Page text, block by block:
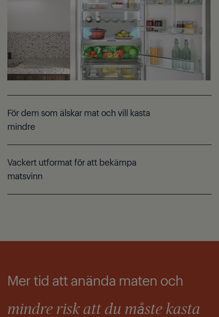
För dem som älskar mat och vill kasta
mindre
Vackert utformat för att bekämpa
matsvinn
Mer tid att anända maten och
mindre risk att du måste kasta